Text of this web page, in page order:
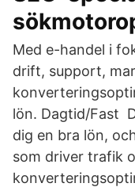
Med e-handel i
drift, support,
lön. Dagtid/Fast
dig en bra lön,
som driver trafik